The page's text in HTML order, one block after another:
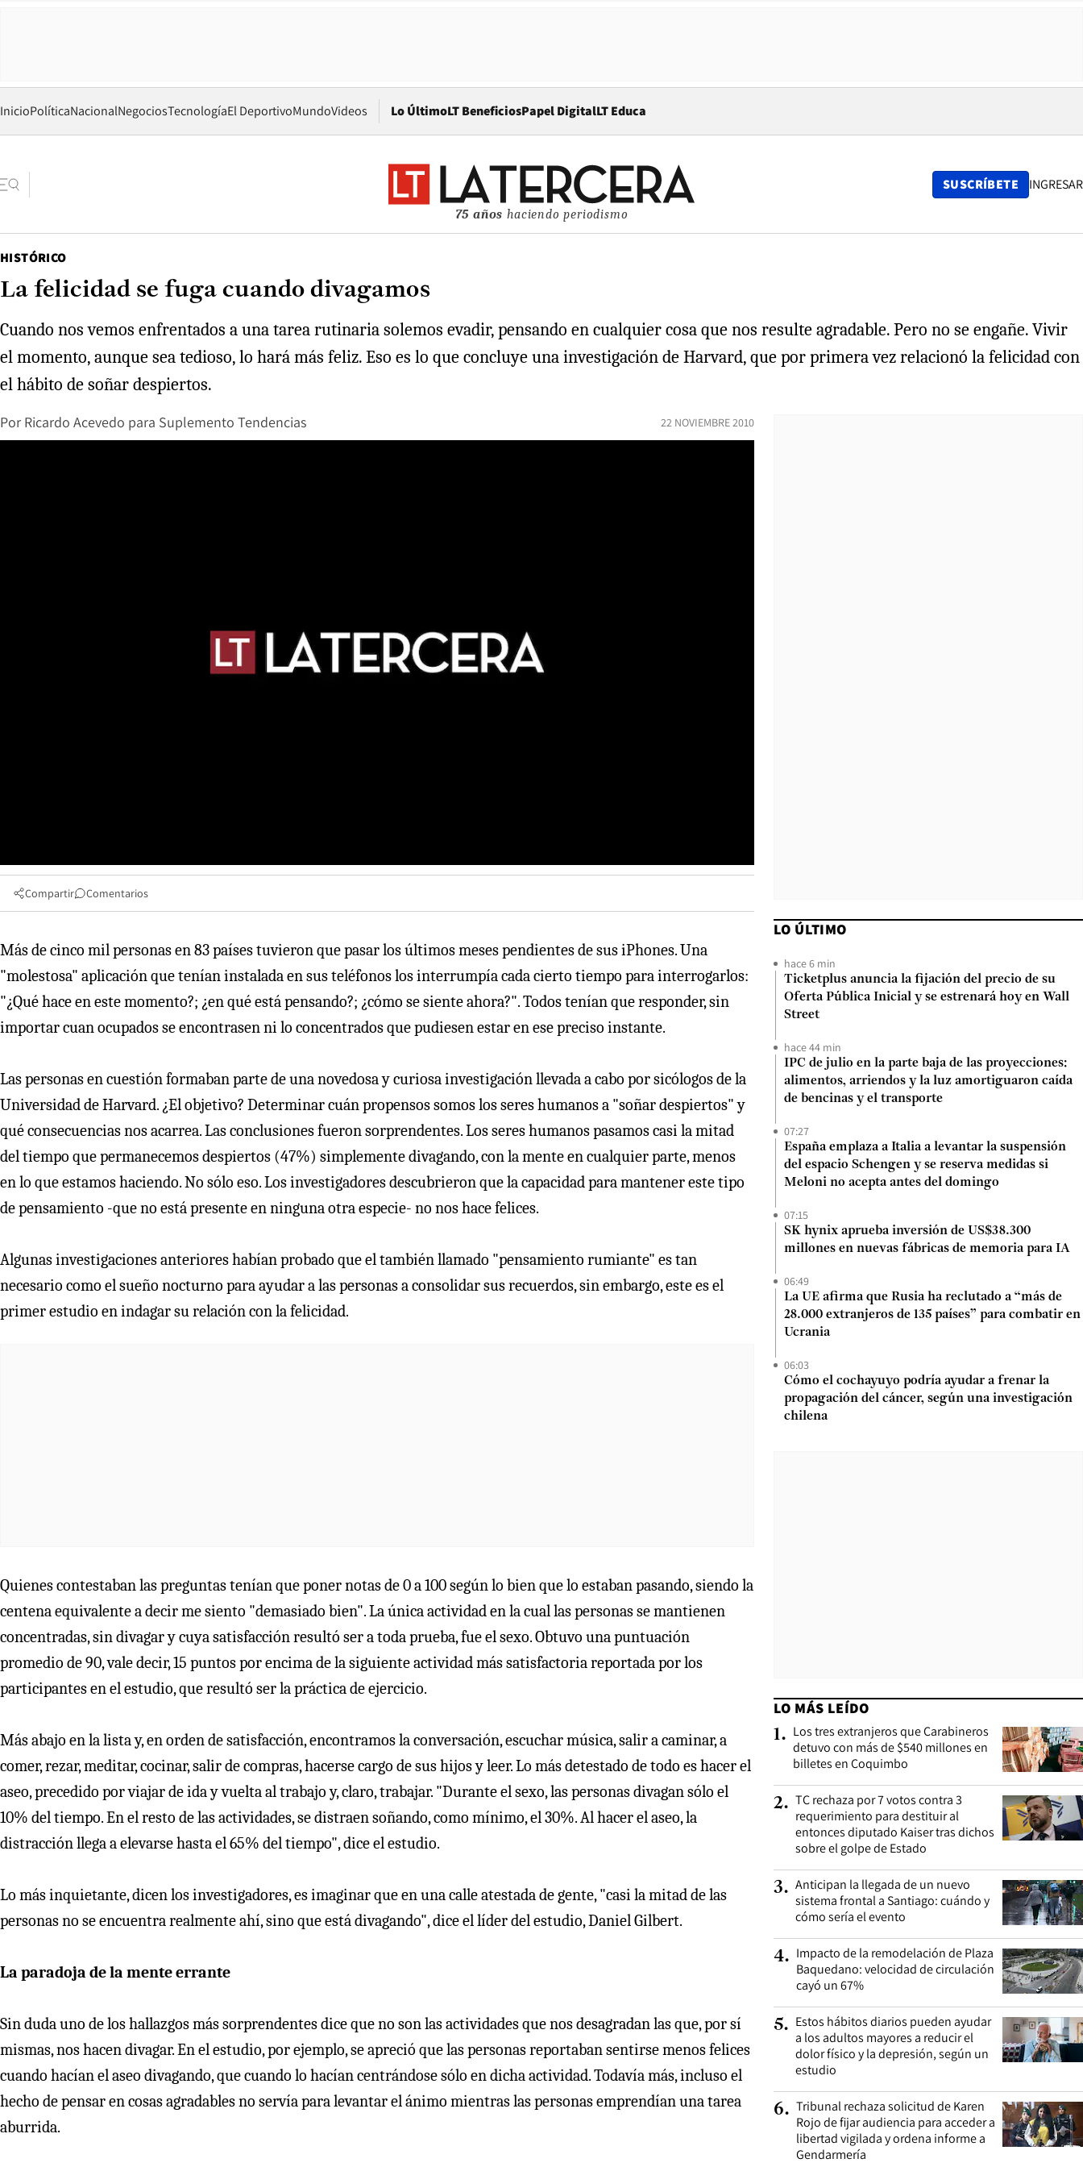
InicioPolíticaNacionalNegociosTecnologíaEl DeportivoMundoVideos Lo ÚltimoLT BeneficiosPapel DigitalOpens in new window
LT Educa
75 años haciendo periodismo
SUSCRÍBETE INGRESAR
HISTÓRICO
La felicidad se fuga cuando divagamos
Cuando nos vemos enfrentados a una tarea rutinaria solemos evadir, pensando en cualquier cosa que nos resulte agradable. Pero no se engañe. Vivir
el momento, aunque sea tedioso, lo hará más feliz. Eso es lo que concluye una investigación de Harvard, que por primera vez relacionó la felicidad con
el hábito de soñar despiertos.
Por Ricardo Acevedo para Suplemento Tendencias 22 NOVIEMBRE 2010
Compartir Comentarios
Más de cinco mil personas en 83 países tuvieron que pasar los últimos meses pendientes de sus iPhones. Una
"molestosa" aplicación que tenían instalada en sus teléfonos los interrumpía cada cierto tiempo para interrogarlos:
"¿Qué hace en este momento?; ¿en qué está pensando?; ¿cómo se siente ahora?". Todos tenían que responder, sin
importar cuan ocupados se encontrasen ni lo concentrados que pudiesen estar en ese preciso instante.
Las personas en cuestión formaban parte de una novedosa y curiosa investigación llevada a cabo por sicólogos de la
Universidad de Harvard. ¿El objetivo? Determinar cuán propensos somos los seres humanos a "soñar despiertos" y
qué consecuencias nos acarrea. Las conclusiones fueron sorprendentes. Los seres humanos pasamos casi la mitad
del tiempo que permanecemos despiertos (47%) simplemente divagando, con la mente en cualquier parte, menos
en lo que estamos haciendo. No sólo eso. Los investigadores descubrieron que la capacidad para mantener este tipo
de pensamiento -que no está presente en ninguna otra especie- no nos hace felices.
Algunas investigaciones anteriores habían probado que el también llamado "pensamiento rumiante" es tan
necesario como el sueño nocturno para ayudar a las personas a consolidar sus recuerdos, sin embargo, este es el
primer estudio en indagar su relación con la felicidad.
Quienes contestaban las preguntas tenían que poner notas de 0 a 100 según lo bien que lo estaban pasando, siendo la
centena equivalente a decir me siento "demasiado bien". La única actividad en la cual las personas se mantienen
concentradas, sin divagar y cuya satisfacción resultó ser a toda prueba, fue el sexo. Obtuvo una puntuación
promedio de 90, vale decir, 15 puntos por encima de la siguiente actividad más satisfactoria reportada por los
participantes en el estudio, que resultó ser la práctica de ejercicio.
Más abajo en la lista y, en orden de satisfacción, encontramos la conversación, escuchar música, salir a caminar, a
comer, rezar, meditar, cocinar, salir de compras, hacerse cargo de sus hijos y leer. Lo más detestado de todo es hacer el
aseo, precedido por viajar de ida y vuelta al trabajo y, claro, trabajar. "Durante el sexo, las personas divagan sólo el
10% del tiempo. En el resto de las actividades, se distraen soñando, como mínimo, el 30%. Al hacer el aseo, la
distracción llega a elevarse hasta el 65% del tiempo", dice el estudio.
Lo más inquietante, dicen los investigadores, es imaginar que en una calle atestada de gente, "casi la mitad de las
personas no se encuentra realmente ahí, sino que está divagando", dice el líder del estudio, Daniel Gilbert.
La paradoja de la mente errante
Sin duda uno de los hallazgos más sorprendentes dice que no son las actividades que nos desagradan las que, por sí
mismas, nos hacen divagar. En el estudio, por ejemplo, se apreció que las personas reportaban sentirse menos felices
cuando hacían el aseo divagando, que cuando lo hacían centrándose sólo en dicha actividad. Todavía más, incluso el
hecho de pensar en cosas agradables no servía para levantar el ánimo mientras las personas emprendían una tarea
aburrida.
LO ÚLTIMO
hace 6 min
Ticketplus anuncia la fijación del precio de su
Oferta Pública Inicial y se estrenará hoy en Wall
Street
hace 44 min
IPC de julio en la parte baja de las proyecciones:
alimentos, arriendos y la luz amortiguaron caída
de bencinas y el transporte
07:27
España emplaza a Italia a levantar la suspensión
del espacio Schengen y se reserva medidas si
Meloni no acepta antes del domingo
07:15
SK hynix aprueba inversión de US$38.300
millones en nuevas fábricas de memoria para IA
06:49
La UE afirma que Rusia ha reclutado a “más de
28.000 extranjeros de 135 países” para combatir en
Ucrania
06:03
Cómo el cochayuyo podría ayudar a frenar la
propagación del cáncer, según una investigación
chilena
LO MÁS LEÍDO
1. Los tres extranjeros que Carabineros
detuvo con más de $540 millones en
billetes en Coquimbo
2. TC rechaza por 7 votos contra 3
requerimiento para destituir al
entonces diputado Kaiser tras dichos
sobre el golpe de Estado
3. Anticipan la llegada de un nuevo
sistema frontal a Santiago: cuándo y
cómo sería el evento
4. Impacto de la remodelación de Plaza
Baquedano: velocidad de circulación
cayó un 67%
5. Estos hábitos diarios pueden ayudar
a los adultos mayores a reducir el
dolor físico y la depresión, según un
estudio
6. Tribunal rechaza solicitud de Karen
Rojo de fijar audiencia para acceder a
libertad vigilada y ordena informe a
Gendarmería